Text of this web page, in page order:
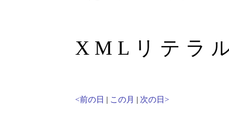
X M L リ テ ラ
<前の日 | この月 | 次の日>